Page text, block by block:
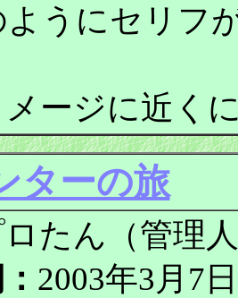
うにセリフ
ージに近く
ターの旅
たん（管理
2003年3月7